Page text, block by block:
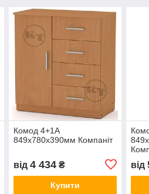
Комод 4+1А
849х780х390мм Компаніт
від 4 434₴
Купити
від